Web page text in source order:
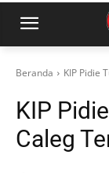
Beranda KIP Pidie
KIP
Caleg